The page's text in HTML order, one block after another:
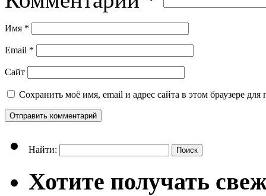
Имя *
Email *
Сайт
Сохранить моё имя, email и адрес сайта в этом браузере
Найти:
Хотите получать